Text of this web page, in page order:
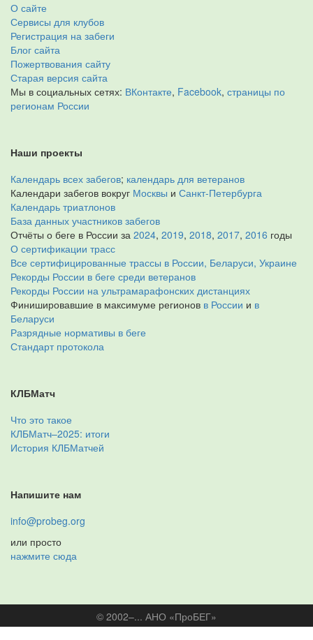
О сайте
Сервисы для клубов
Регистрация на забеги
Блог сайта
Пожертвования сайту
Старая версия сайта
Мы в социальных сетях: ВКонтакте, Facebook, страницы по
регионам России
Наши проекты
Календарь всех забегов; календарь для ветеранов
Календари забегов вокруг Москвы и Санкт-Петербурга
Календарь триатлонов
База данных участников забегов
Отчёты о беге в России за 2024, 2019, 2018, 2017, 2016 годы
О сертификации трасс
Все сертифицированные трассы в России, Беларуси, Украине
Рекорды России в беге среди ветеранов
Рекорды России на ультрамарафонских дистанциях
Финишировавшие в максимуме регионов в России и в
Беларуси
Разрядные нормативы в беге
Стандарт протокола
КЛБМатч
Что это такое
КЛБМатч–2025: итоги
История КЛБМатчей
Напишите нам
info@probeg.org
или просто
нажмите сюда
© 2002–... АНО «ПроБЕГ»